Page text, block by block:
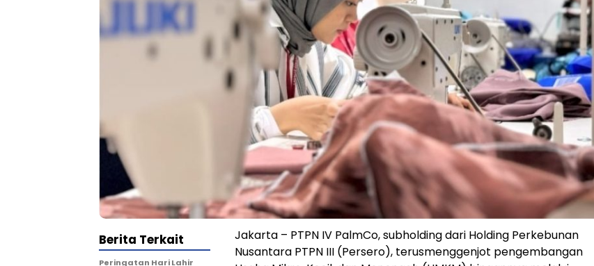
Jakarta – PTPN IV PalmCo,subholdingdari Holding Perkebunan
Nusantara PTPN III (Persero), terusmenggenjot pengembangan
Berita Terkait
Peringatan Hari Lahir